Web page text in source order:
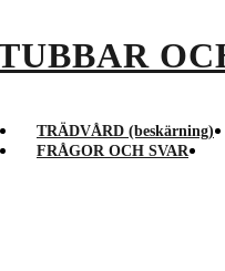
TRÄDVÅRD (beskärning)
FRÅGOR OCH SVAR